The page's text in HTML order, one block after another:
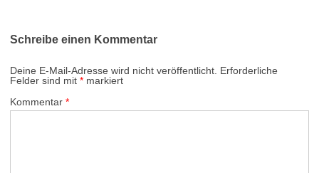
Schreibe einen Kommentar
Deine E-Mail-Adresse wird nicht veröffentlicht. Erforderliche
Felder sind mit * markiert
Kommentar *